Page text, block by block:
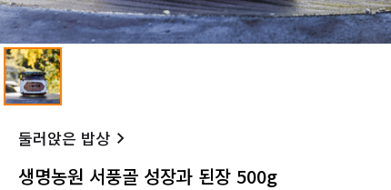
둘러앉은 밥상
생명농원 서풍골 성장과 된장 500g